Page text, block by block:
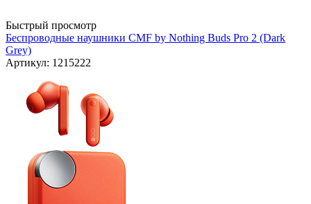
Быстрый просмотр
Беспроводные наушники CMF by Nothing Buds Pro 2 (Dark
Grey)
Артикул: 1215222